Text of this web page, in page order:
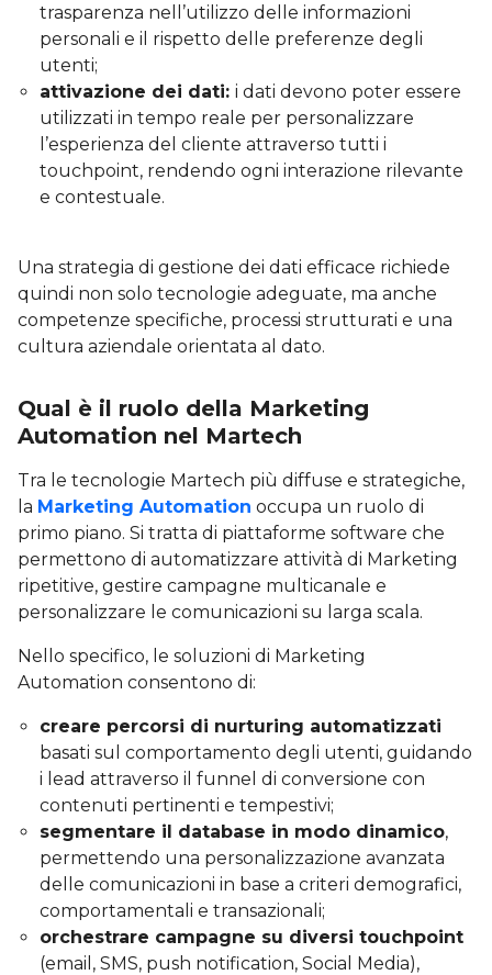
trasparenza nell’utilizzo delle informazioni
personali e il rispetto delle preferenze degli
utenti;
attivazione dei dati: i dati devono poter essere
utilizzati in tempo reale per personalizzare
l’esperienza del cliente attraverso tutti i
touchpoint, rendendo ogni interazione rilevante
e contestuale.
Una strategia di gestione dei dati efficace richiede
quindi non solo tecnologie adeguate, ma anche
competenze specifiche, processi strutturati e una
cultura aziendale orientata al dato.
Qual è il ruolo della Marketing
Automation nel Martech
Tra le tecnologie Martech più diffuse e strategiche,
la Marketing Automation occupa un ruolo di
primo piano. Si tratta di piattaforme software che
permettono di automatizzare attività di Marketing
ripetitive, gestire campagne multicanale e
personalizzare le comunicazioni su larga scala.
Nello specifico, le soluzioni di Marketing
Automation consentono di:
creare percorsi di nurturing automatizzati
basati sul comportamento degli utenti, guidando
i lead attraverso il funnel di conversione con
contenuti pertinenti e tempestivi;
segmentare il database in modo dinamico,
permettendo una personalizzazione avanzata
delle comunicazioni in base a criteri demografici,
comportamentali e transazionali;
orchestrare campagne su diversi touchpoint
(email, SMS, push notification, Social Media),